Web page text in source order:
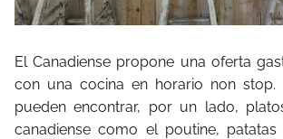
El Canadiense propone una oferta
con una cocina en horario non stop.
pueden encontrar, por un lado,
canadiense como el poutine,